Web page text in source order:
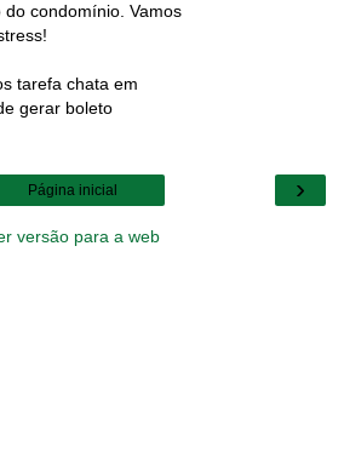
condomínio. Vamos
tarefa chata em
gerar boleto
›
Página inicial
versão para a web